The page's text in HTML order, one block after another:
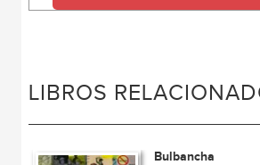
LIBROS
Bulbancha